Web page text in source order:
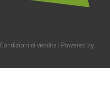
Condizioni di vendita
Powered by